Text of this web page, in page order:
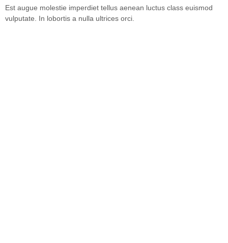
Est augue molestie imperdiet tellus aenean luctus class euismod
vulputate. In lobortis a nulla ultrices orci.